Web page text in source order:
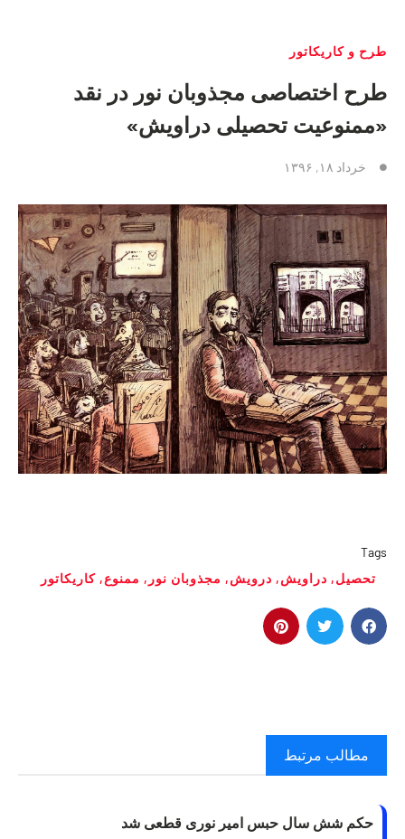
طرح و کاریکاتور
طرح اختصاصی مجذوبان نور در نقد
«ممنوعیت تحصیلی دراویش»
خرداد ۱۸, ۱۳۹۶
Tags
تحصیل, دراویش, درویش, مجذوبان نور , ممنوع, کاریکاتور
مطالب مرتبط
حکم شش سال حبس امیر نوری قطعی شد